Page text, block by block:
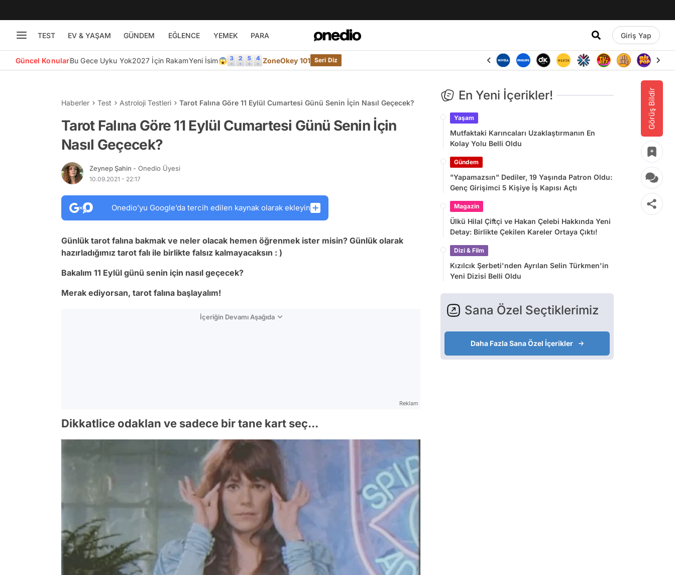
TEST EV & YAŞAM GÜNDEM EĞLENCE YEMEK PARA Giriş Yap
Güncel KonularBu Gece Uyku Yok2027 İçin RakamYeni İsim😱 ZoneOkey 101 Seri Diz
Görüş Bildir
Haberler Test Astroloji Testleri Tarot Falına Göre 11 Eylül Cumartesi Günü Senin İçin Nasıl Geçecek?
Tarot Falına Göre 11 Eylül Cumartesi Günü Senin İçin
Nasıl Geçecek?
Zeynep Şahin - Onedio Üyesi
10.09.2021 - 22:17
Onedio’yu Google’da tercih edilen kaynak olarak ekleyin
Günlük tarot falına bakmak ve neler olacak hemen öğrenmek ister misin? Günlük olarak
hazırladığımız tarot falı ile birlikte falsız kalmayacaksın : )
Bakalım 11 Eylül günü senin için nasıl geçecek?
Merak ediyorsan, tarot falına başlayalım!
İçeriğin Devamı Aşağıda
Reklam
Dikkatlice odaklan ve sadece bir tane kart seç...
En Yeni İçerikler!
Yaşam
Mutfaktaki Karıncaları Uzaklaştırmanın En
Kolay Yolu Belli Oldu
Gündem
"Yapamazsın" Dediler, 19 Yaşında Patron Oldu:
Genç Girişimci 5 Kişiye İş Kapısı Açtı
Magazin
Ülkü Hilal Çiftçi ve Hakan Çelebi Hakkında Yeni
Detay: Birlikte Çekilen Kareler Ortaya Çıktı!
Dizi & Film
Kızılcık Şerbeti'nden Ayrılan Selin Türkmen'in
Yeni Dizisi Belli Oldu
Sana Özel Seçtiklerimiz
Daha Fazla Sana Özel İçerikler